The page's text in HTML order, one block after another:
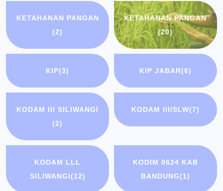
KETAHANAN PANGAN
(2)
KETAHANAN PANGAN
(20)
KIP(3) KIP JABAR(6)
KODAM III SILIWANGI
(2)
KODAM III/SLW(7)
KODAM LLL
SILIWANGI(12)
KODIM 0624 KAB
BANDUNG(1)